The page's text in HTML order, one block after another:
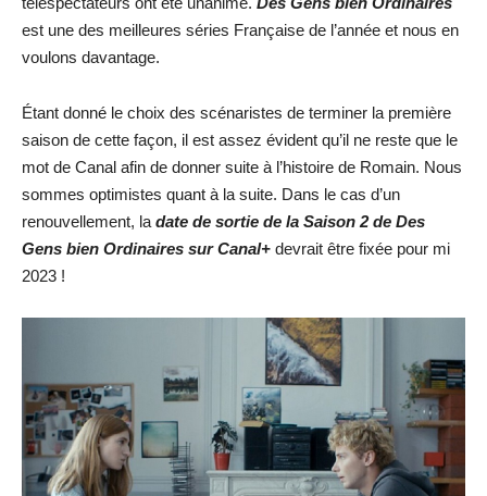
est une des meilleures séries Française de l’année et nous en
voulons davantage.
Étant donné le choix des scénaristes de terminer la première
saison de cette façon, il est assez évident qu’il ne reste que le
mot de Canal afin de donner suite à l’histoire de Romain. Nous
sommes optimistes quant à la suite. Dans le cas d’un
renouvellement, la date de sortie de la Saison 2 de Des
Gens bien Ordinaires sur Canal+ devrait être fixée pour mi
2023 !